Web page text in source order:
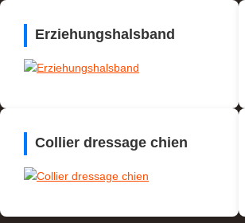
Erziehungshalsband
Collier dressage chien